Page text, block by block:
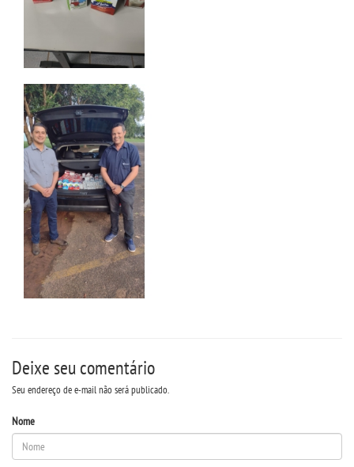
OUVIDORIA
Deixe seu comentário
Seu endereço de e-mail não será publicado.
Nome